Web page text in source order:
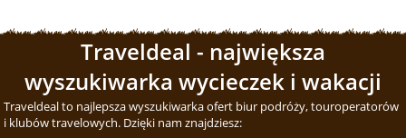
Traveldeal - największa
wyszukiwarka wycieczek i wakacji
Traveldeal to najlepsza wyszukiwarka ofert biur podróży, touroperatorów
i klubów travelowych. Dzięki nam znajdziesz: